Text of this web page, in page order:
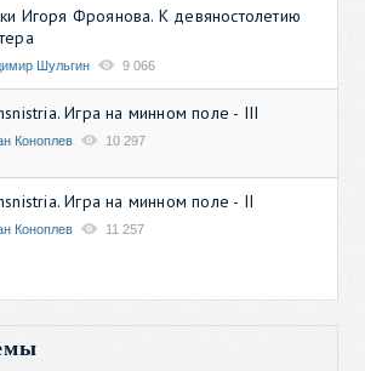
Игоря Фроянова. К девяностолетию
Шульгин 9 066
Игра на минном поле - III
Коноплев 10 297
Игра на минном поле - II
Коноплев 11 257